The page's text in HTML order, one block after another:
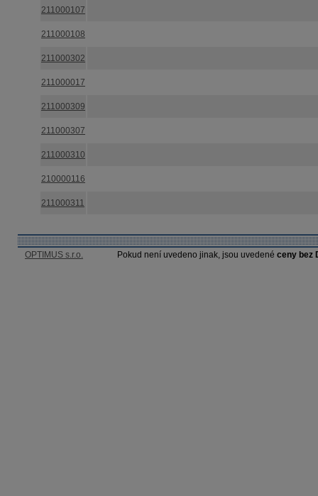
211000107
211000108
211000302
211000017
211000309
211000307
211000310
210000116
211000311
OPTIMUS s.r.o. Pokud není uvedeno jinak, jsou uvedené ceny bez